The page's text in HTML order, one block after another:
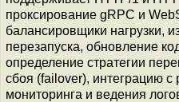
проксирование gRPC и
балансировщики нагрузки,
перезапуска, обновление
определение стратегии
сбоя (failover), интеграцию
мониторинга и ведения